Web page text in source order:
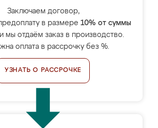
Заключаем договор,
в размере 10% от суммы
мы отдаём заказ в производство.
оплата в рассрочку без %.
УЗНАТЬ О РАССРОЧКЕ